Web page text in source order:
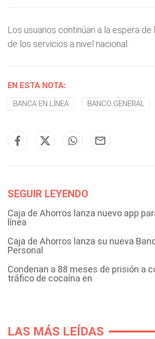
Los usuarios continúan a la espera de
de los servicios a nivel nacional.
EN ESTA NOTA:
BANCA EN LÍNEA BANCO GENERAL
SEGUIR LEYENDO
Caja de Ahorros lanza nuevo app
línea
Caja de Ahorros lanza su nueva
Personal
Condenan a 88 meses de prisión a
tráfico de cocaína en
LAS MÁS LEÍDAS